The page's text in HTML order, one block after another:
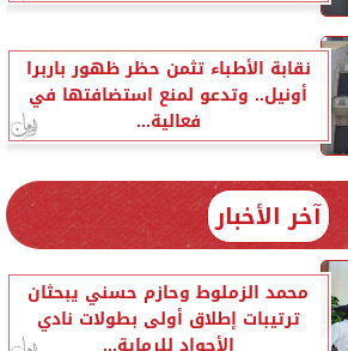
نقابة الأطباء تثمن حظر ظهور باربرا
أونيل.. وتدعو لمنع استضافتها في
فعالية...
آخر الأخبار
محمد الزملوط وحازم حسني يبحثان
ترتيبات إطلاق أولى بطولات نادي